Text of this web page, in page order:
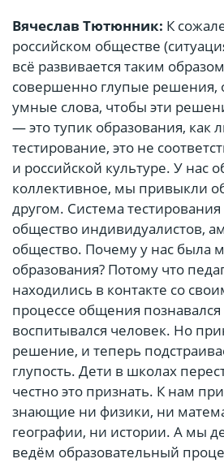
Вячеслав Тютюнник: К
российском обществе
всё развивается таким
совершенно глупые решения,
умные слова, чтобы эти
— это тупик образования, как
тестирование, это не
и российской культуре. У нас
коллективное, мы привыкли
другом. Система
общество индивидуалистов,
общество. Почему у нас была
образования? Потому что
находились в контакте со
процессе общения
воспитывался человек. Но
решение, и теперь
глупость. Дети в школах
честно это признать. К нам
знающие ни физики, ни
географии, ни истории. А мы
ведём образовательный